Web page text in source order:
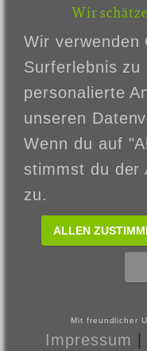
Datenschutzeinstellungen
© 2024 - Styledog
Wir
Wir verwenden
Surferlebnis
personalierte
unseren
Wenn du auf
stimmst du der
zu.
ALLEN
Mit freundlicher
Impressum